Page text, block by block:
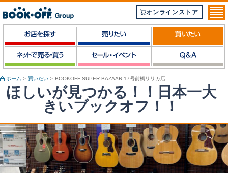
オンラインストア
ホーム > 買いたい > BOOKOFF SUPER BAZAAR 17号前橋リリカ店
ほしいが見つかる！！日本一大
きいブックオフ！！